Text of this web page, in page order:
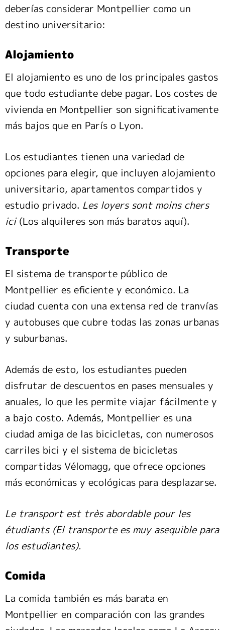
deberías considerar Montpellier como un
destino universitario:
Alojamiento
El alojamiento es uno de los principales gastos
que todo estudiante debe pagar. Los costes de
vivienda en Montpellier son significativamente
más bajos que en París o Lyon.
Los estudiantes tienen una variedad de
opciones para elegir, que incluyen alojamiento
universitario, apartamentos compartidos y
estudio privado. Les loyers sont moins chers
ici (Los alquileres son más baratos aquí).
Transporte
El sistema de transporte público de
Montpellier es eficiente y económico. La
ciudad cuenta con una extensa red de tranvías
y autobuses que cubre todas las zonas urbanas
y suburbanas.
Además de esto, los estudiantes pueden
disfrutar de descuentos en pases mensuales y
anuales, lo que les permite viajar fácilmente y
a bajo costo. Además, Montpellier es una
ciudad amiga de las bicicletas, con numerosos
carriles bici y el sistema de bicicletas
compartidas Vélomagg, que ofrece opciones
más económicas y ecológicas para desplazarse.
Le transport est très abordable pour les
étudiants (El transporte es muy asequible para
los estudiantes).
Comida
La comida también es más barata en
Montpellier en comparación con las grandes